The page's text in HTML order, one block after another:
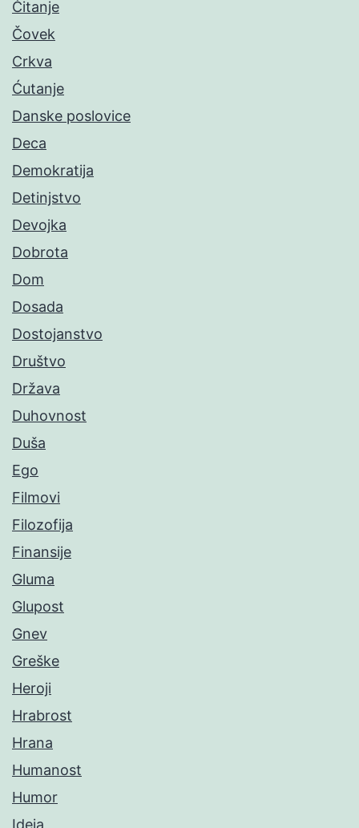
Čitanje
Čovek
Crkva
Ćutanje
Danske poslovice
Deca
Demokratija
Detinjstvo
Devojka
Dobrota
Dom
Dosada
Dostojanstvo
Društvo
Država
Duhovnost
Duša
Ego
Filmovi
Filozofija
Finansije
Gluma
Glupost
Gnev
Greške
Heroji
Hrabrost
Hrana
Humanost
Humor